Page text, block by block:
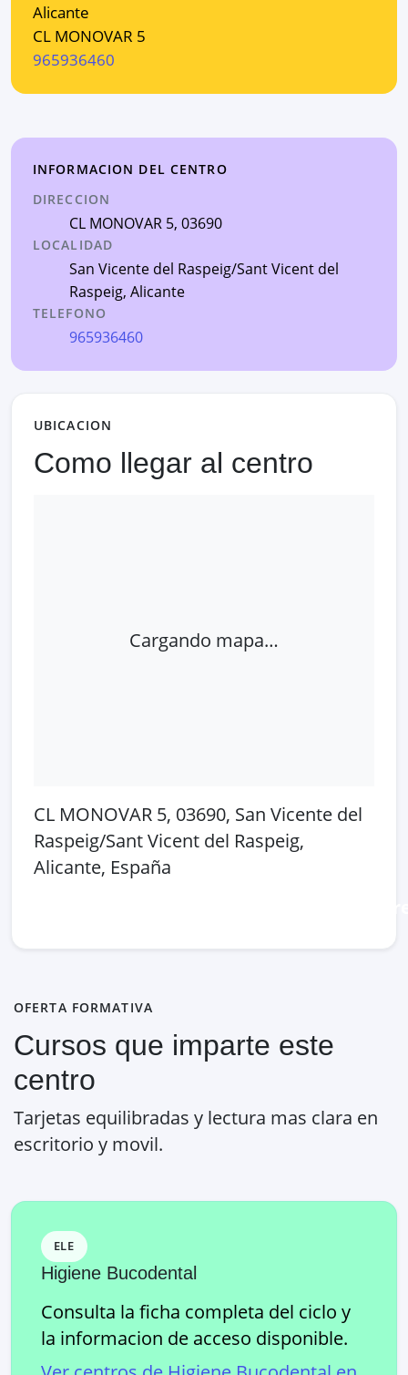
Alicante
CL MONOVAR 5
965936460
INFORMACION DEL CENTRO
DIRECCION
CL MONOVAR 5, 03690
LOCALIDAD
San Vicente del Raspeig/Sant Vicent del
Raspeig, Alicante
TELEFONO
965936460
UBICACION
Como llegar al centro
Cargando mapa…
CL MONOVAR 5, 03690, San Vicente del
Raspeig/Sant Vicent del Raspeig,
Alicante, España
OFERTA FORMATIVA
Cursos que imparte este
centro
Tarjetas equilibradas y lectura mas clara en
escritorio y movil.
ELE
Higiene Bucodental
Consulta la ficha completa del ciclo y
la informacion de acceso disponible.